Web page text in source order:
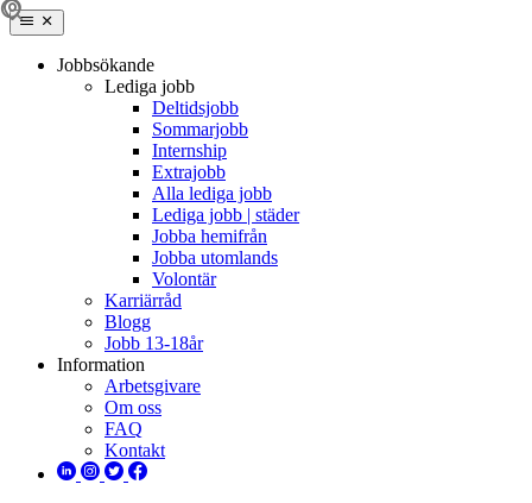
Jobbsökande
Lediga jobb
Deltidsjobb
Sommarjobb
Internship
Extrajobb
Alla lediga jobb
Lediga jobb | städer
Jobba hemifrån
Jobba utomlands
Volontär
Karriärråd
Blogg
Jobb 13-18år
Information
Arbetsgivare
Om oss
FAQ
Kontakt